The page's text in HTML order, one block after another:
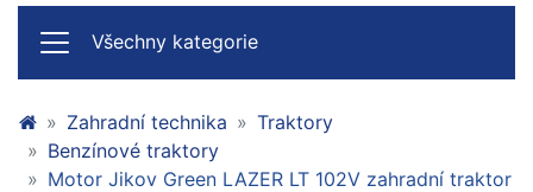
Všechny kategorie
Zahradní technika
Traktory
Benzínové traktory
Motor Jikov Green LAZER LT 102V zahradní traktor